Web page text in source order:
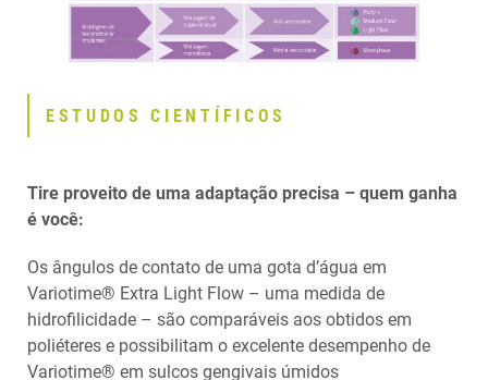
ESTUDOS CIENTÍFICOS
Tire proveito de uma adaptação precisa – quem ganha
é você:
Os ângulos de contato de uma gota d’água em
Variotime® Extra Light Flow – uma medida de
hidrofilicidade – são comparáveis aos obtidos em
poliéteres e possibilitam o excelente desempenho de
Variotime® em sulcos gengivais úmidos